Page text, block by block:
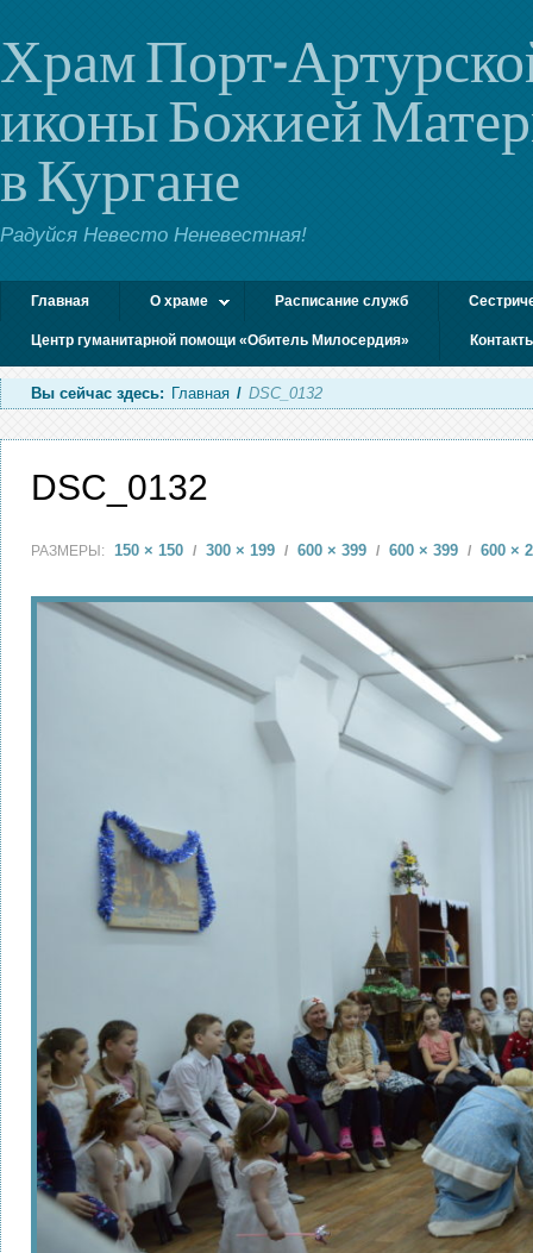
Храм Порт-
иконы Божией
в Кургане
Радуйся Невесто Неневестная!
Главная О храме Расписание служб
Центр гуманитарной помощи «Обитель Милосердия»
Вы сейчас здесь: Главная / DSC_0132
DSC_0132
РАЗМЕРЫ: 150 × 150 / 300 × 199 / 600 × 399 / 600 × 399 / 600 ×